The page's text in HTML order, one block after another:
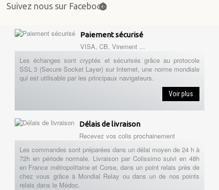
Suivez nous sur Facebook
Paiement sécurisé
VISA, CB, Virement ...
Les échanges sont cryptés et sécurisés grâce au protocole
SSL 3 (Secure Socket Layer) sur Internet, une norme mondiale
qui est utilisable par les principaux navigateurs.
Voir plus
Délais de livraison
Recevez vos colis prochainement
Les commandes sont préparées dans un délai moyen de 24 h à
72h en période normale. Livraison par Colissimo suivi en 48h
en France métropolitaine et Corse, dans un point relais près de
chez vous grâce à Mondial Relay ou dans un de nos points
relais dans le Médoc.